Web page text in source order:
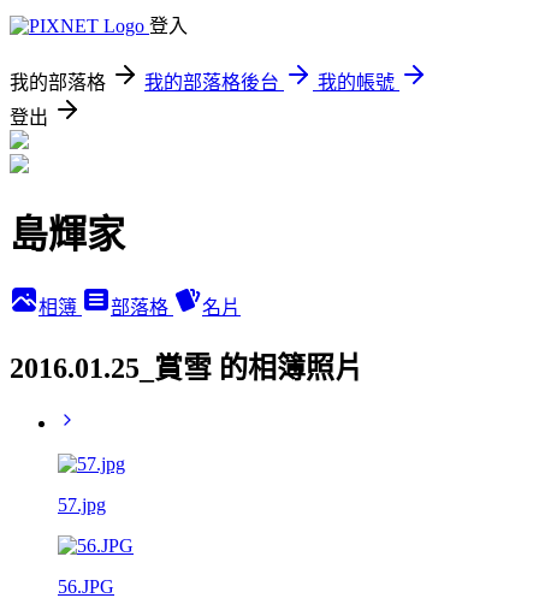
登入
我的部落格 我的部落格後台
我的帳號
登出
島輝家
相簿 部落格 名片
2016.01.25_賞雪 的相簿照片
57.jpg
56.JPG